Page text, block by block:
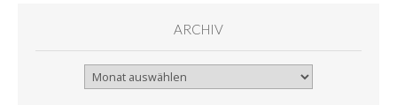
ARCHIV
Archiv